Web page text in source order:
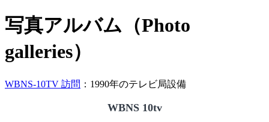
写真アルバム（Photo
galleries）
WBNS-10TV 訪問 ：1990年のテレビ局設備
WBNS 10tv